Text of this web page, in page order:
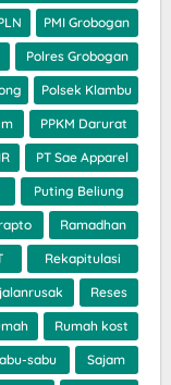
PMI Grobogan
Polres Grobogan
Polsek Klambu
PPKM Darurat
PT Sae Apparel
Puting Beliung
Ramadhan
Rekapitulasi
Reses
Rumah kost
sabu Sajam